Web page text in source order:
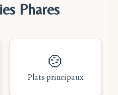
Phares
🍲
Plats principaux